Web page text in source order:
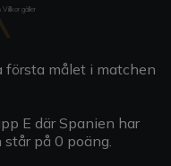
gäller
första målet i matchen
E där Spanien har
på 0 poäng.